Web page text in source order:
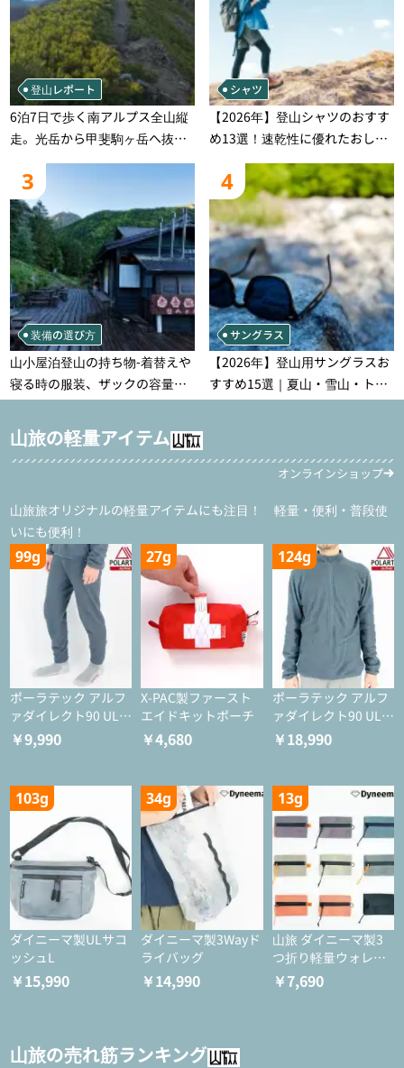
登山レポート
6泊7日で歩く南アルプス全山縦
走。光岳から甲斐駒ヶ岳へ抜け
る登山の記録
シャツ
【2026年】登山シャツのおすす
め13選！速乾性に優れたおしゃ
れなモデルを徹底紹介！
3
装備の選び方
山小屋泊登山の持ち物‐着替えや
寝る時の服装、ザックの容量な
どを徹底紹介！1泊2日、2泊3日
用のリスト付き
4
サングラス
【2026年】登山用サングラスお
すすめ15選｜夏山・雪山・トレ
ラン別、シーンで選ぶ失敗しな
山旅の軽量アイテム
オンラインショップ
山旅旅オリジナルの軽量アイテムにも注目！ 軽量・便利・普段使
いにも便利！
99g
ポーラテック アルフ
ァダイレクト90 ULタ
イツ
￥9,990
27g
X-PAC製ファースト
エイドキットポーチ
￥4,680
124g
ポーラテック アルフ
ァダイレクト90 ULジ
ャケット
￥18,990
103g
ダイニーマ製ULサコ
ッシュL
￥15,990
34g
ダイニーマ製3Wayド
ライバッグ
￥14,990
13g
山旅 ダイニーマ製3
つ折り軽量ウォレッ
ト
￥7,690
山旅の売れ筋ランキング